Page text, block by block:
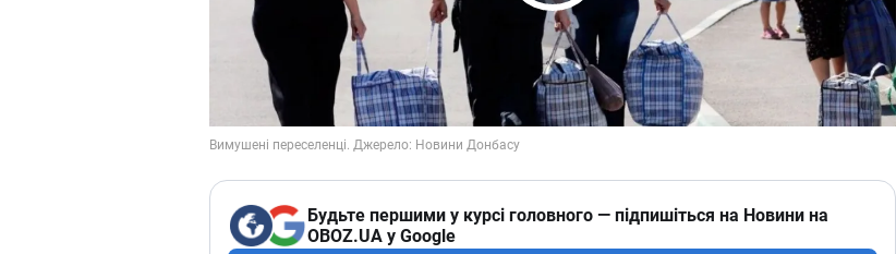
Будьте першими у курсі головного — підпишіться на Новини на
OBOZ.UA у Google